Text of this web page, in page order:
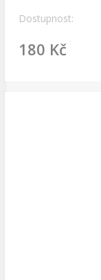
Dostupnost:
180 Kč